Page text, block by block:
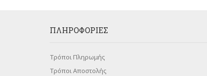
ΠΛΗΡΟΦΟΡΊΕΣ
Τρόποι Πληρωμής
Τρόποι Αποστολής